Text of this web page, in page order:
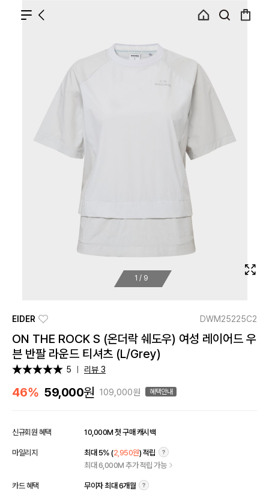
1 / 9
EIDER DWM25225C2
ON THE ROCK S (온더락 쉐도우) 여성 레이어드 우
븐 반팔 라운드 티셔츠 (L/Grey)
5 리뷰 3
46% 59,000원 109,000원 혜택안내
신규회원 혜택 10,000M 첫 구매 캐시백
마일리지 최대 5% (2,950원) 적립
최대 6,000M 추가 적립 가능
카드 혜택 무이자 최대 6개월